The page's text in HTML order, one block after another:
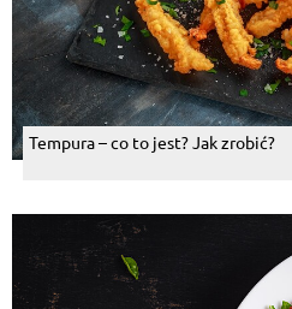
Tempura – co to jest? Jak zrobić?